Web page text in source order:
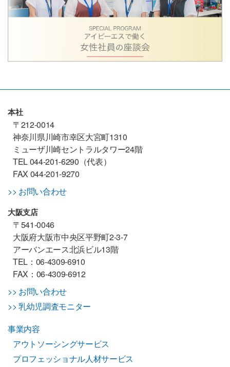
本社
〒212-0014
神奈川県川崎市幸区大宮町1310
ミューザ川崎セントラルタワー24階
TEL 044-201-6290（代表）
FAX 044-201-9270
>> お問い合わせ
大阪支店
〒541-0046
大阪府大阪市中央区平野町2-3-7
アーバンエース北浜ビル13階
TEL：06-4309-6910
FAX：06-4309-6912
>> お問い合わせ
>> 乳幼児調査モニター
事業内容
アウトソーシングサービス
プロフェッショナル人材サービス